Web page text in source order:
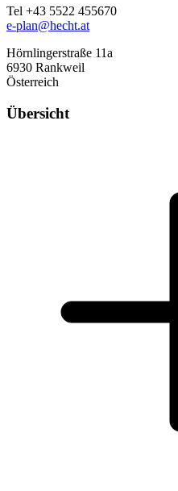
Tel +43 5522 455670
e-plan@hecht.at
Hörnlingerstraße 11a
6930 Rankweil
Österreich
Übersicht